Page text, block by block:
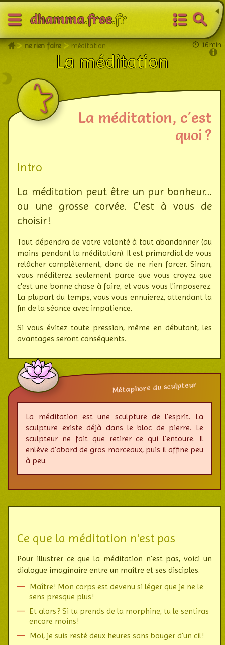
+ de lucidité pour + de liberté
?À propos
dhamma.free.fr
> ne rien faire > méditation 16 min.
La méditation
La méditation, c'est
quoi ?
Intro
La méditation peut être un pur bonheur…
ou une grosse corvée. C'est à vous de
choisir !
Tout dépendra de votre volonté à tout aban­don­ner (au
moins pendant la médi­ta­tion). Il est primor­dial de vous
relâcher com­plè­te­ment, donc de ne rien forcer. Sinon,
vous médi­terez seule­ment parce que vous croyez que
c'est une bonne chose à faire, et vous vous l'impo­se­rez.
La plu­part du temps, vous vous ennuie­rez, atten­dant la
fin de la séance avec impa­tience.
Si vous évitez toute pression, même en débu­tant, les
avan­tages seront consé­quents.
Métaphore du sculpteur
La méditation est une sculpture de l'esprit. La
sculp­ture existe déjà dans le bloc de pierre. Le
sculp­teur ne fait que retirer ce qui l'entoure. Il
enlève d'abord de gros mor­ceaux, puis il affine peu
à peu.
Ce que la méditation n'est pas
Pour illustrer ce que la méditation n'est pas, voici un
dialogue ima­gi­naire entre un maître et ses disciples.
Maître ! Mon corps est devenu si léger que je ne le
sens presque plus !
Et alors ? Si tu prends de la morphine, tu le sentiras
encore moins !
Moi, je suis resté deux heures sans bouger d'un cil !